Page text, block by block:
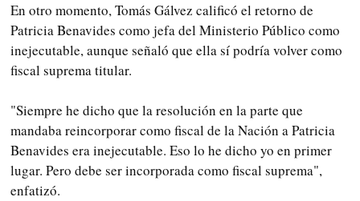
En otro momento, Tomás Gálvez calificó el retorno de
Patricia Benavides como jefa del Ministerio Público como
inejecutable, aunque señaló que ella sí podría volver como
fiscal suprema titular.
"Siempre he dicho que la resolución en la parte que
mandaba reincorporar como fiscal de la Nación a Patricia
Benavides era inejecutable. Eso lo he dicho yo en primer
lugar. Pero debe ser incorporada como fiscal suprema",
enfatizó.